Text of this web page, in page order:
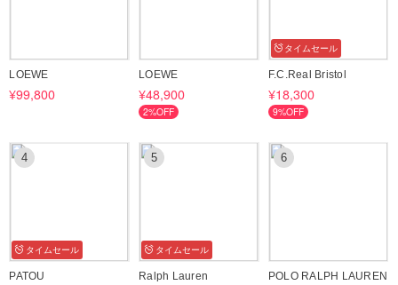
ひとりでも多くの方がhappiness *smile 『幸せな笑顔』になれば…と思
い活動しております。
☆…☆…☆…☆…☆…☆…☆…☆…☆…☆…☆…☆
LOEWE
¥99,800
LOEWE
¥48,900
2%OFF
タイムセール
F.C.Real Bristol
¥18,300
9%OFF
4
タイムセール
PATOU
5
タイムセール
Ralph Lauren
6
POLO RALPH LAUREN